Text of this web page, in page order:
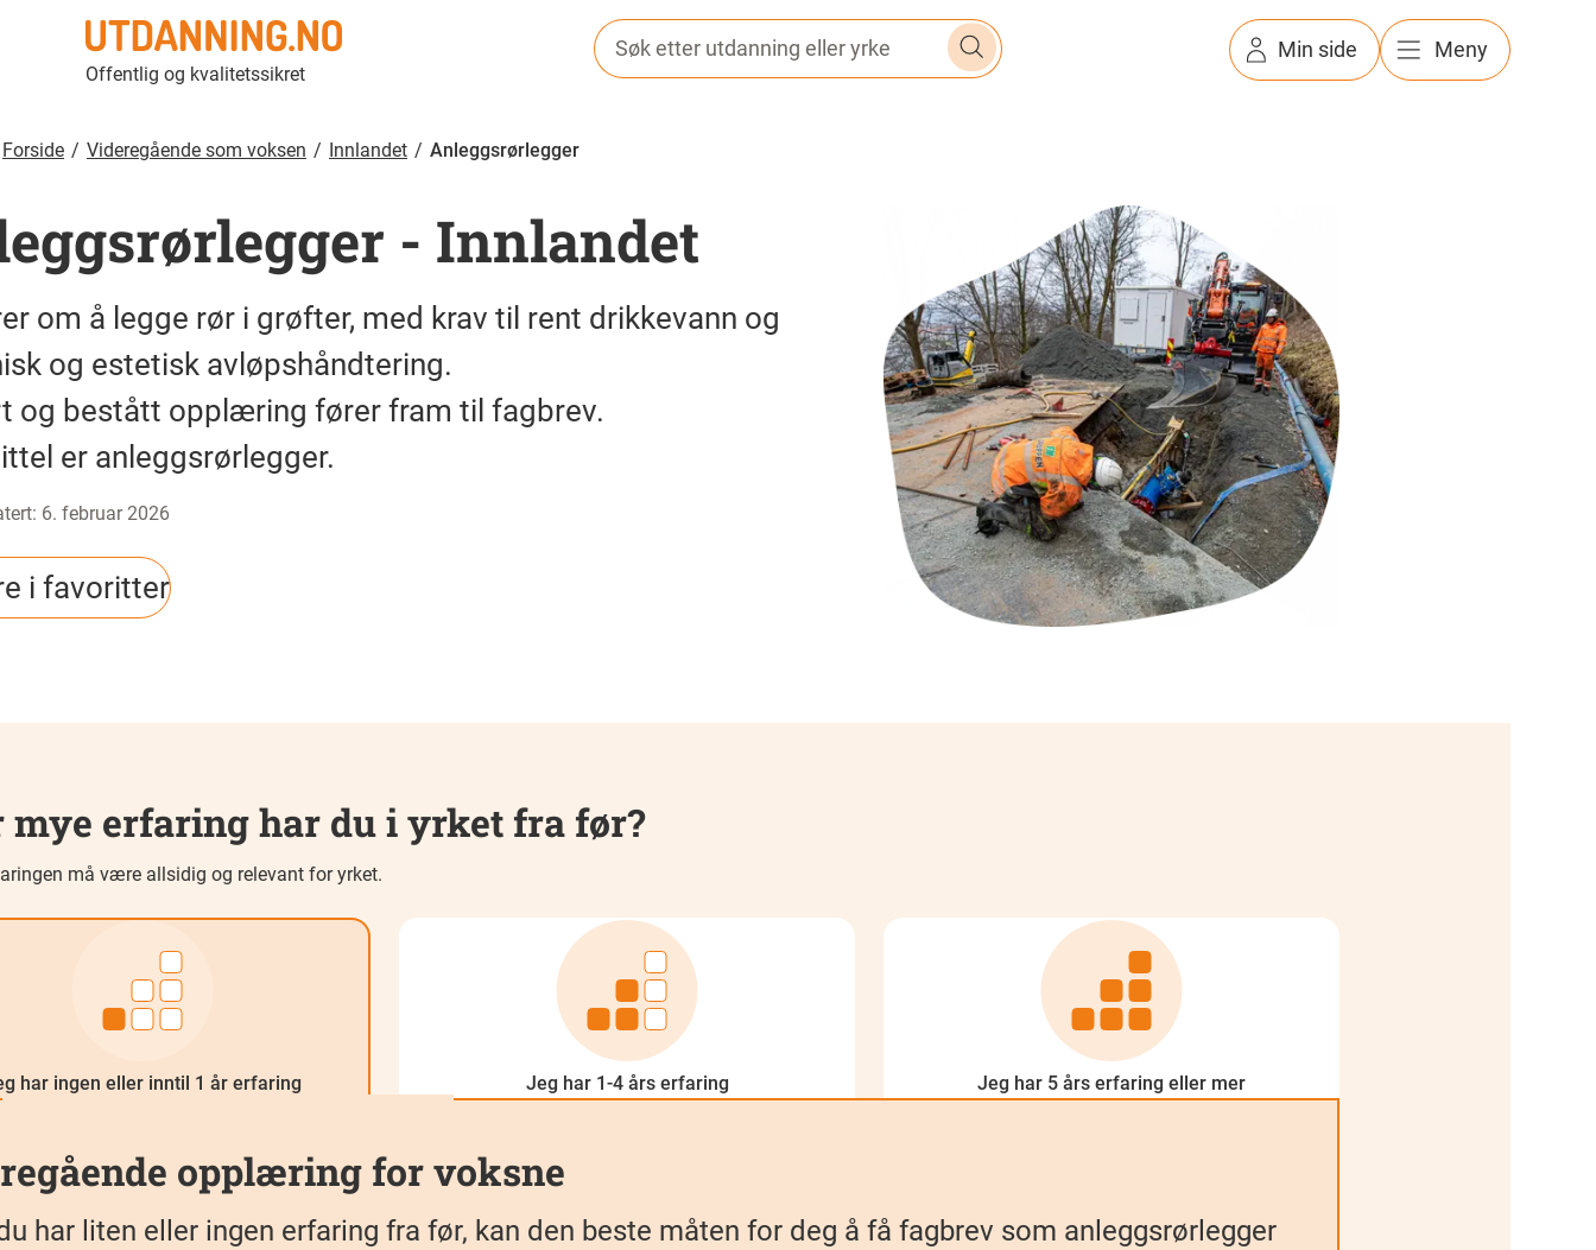
Offentlig og kvalitetssikret
Søk etter utdanning eller yrke
Min side Meny
Forside Videregående som voksen Innlandet Anleggsrørlegger
- Innlandet
om å legge rør i grøfter, med krav til rent drikkevann og
og estetisk avløpshåndtering.
og bestått opplæring fører fram til fagbrev.
er anleggsrørlegger.
: 6. februar 2026
i favoritter
mye erfaring har du i yrket fra før?
må være allsidig og relevant for yrket.
har ingen eller inntil 1 år erfaring Jeg har 1-4 års erfaring Jeg har 5 års erfaring eller mer
opplæring for voksne
har liten eller ingen erfaring fra før, kan den beste måten for deg å få fagbrev som anleggsrørlegger